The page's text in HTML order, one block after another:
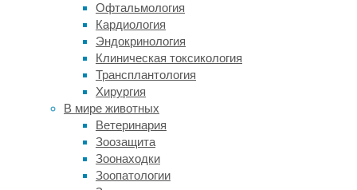
Офтальмология
Кардиология
Эндокринология
Клиническая токсикология
Трансплантология
Хирургия
В мире животных
Ветеринария
Зоозащита
Зоонаходки
Зоопатологии
которые
берутся
как
будто
ниоткуда,
несмотря
на
исключительную
дезинфекционную
обработку
всего